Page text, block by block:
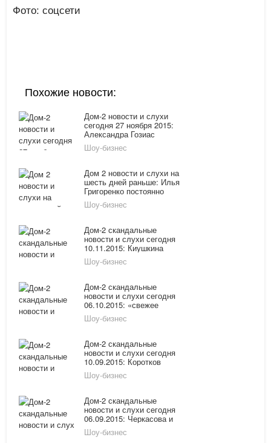
Фото: соцсети
Похожие новости:
Дом-2 новости и слухи
сегодня 27 ноября 2015:
Александра Гозиас
жалеет об использовании
дешевой косметики, Вика
правила личной гигиены
Шоу-бизнес
Дом 2 новости и слухи на
шесть дней раньше: Илья
Григоренко постоянно
делает гадости Гозиас
Шоу-бизнес
Дом-2 скандальные
новости и слухи сегодня
10.11.2015: Киушкина
вернулась к бывшему,
Андрей Чуев решил
Черкасовым
Шоу-бизнес
Дом-2 скандальные
новости и слухи сегодня
06.10.2015: «свежее
дыхание» в отношениях
Виктории Романец и
Григоренко потерял
обручальное кольцо
Шоу-бизнес
Дом-2 скандальные
новости и слухи сегодня
10.09.2015: Коротков
пообещал слить
компромат на Александру
Романец изнурили своего
питомца
Шоу-бизнес
Дом-2 скандальные
новости и слухи сегодня
06.09.2015: Черкасова и
Романец засняли
занимающимися сексом в
Шоу-бизнес